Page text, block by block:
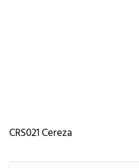
CRS021 Cereza